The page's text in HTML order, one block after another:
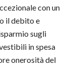
con un
il debito e
sugli
in spesa
onerosità del